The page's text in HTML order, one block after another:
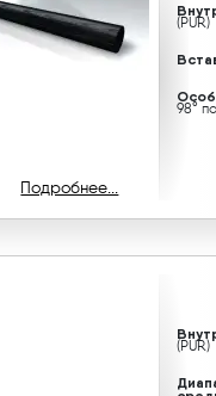
Подробнее...
(PUR)
98°
(PUR)